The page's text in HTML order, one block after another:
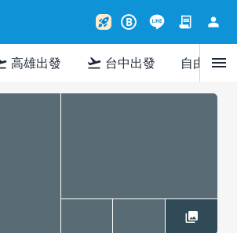
rocket_launch B contract person
高雄出發 flight_takeoff 台中出發 自由行menu